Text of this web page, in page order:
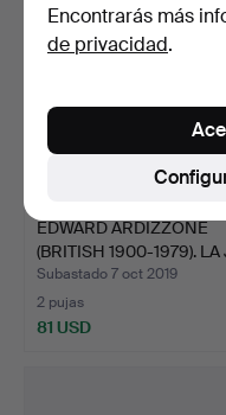
EDWARD ARDIZZONE
(BRITISH 1900-1979).
Subastado 7 oct 2019
2 pujas
81 USD
Encontrarás más
de privacidad.